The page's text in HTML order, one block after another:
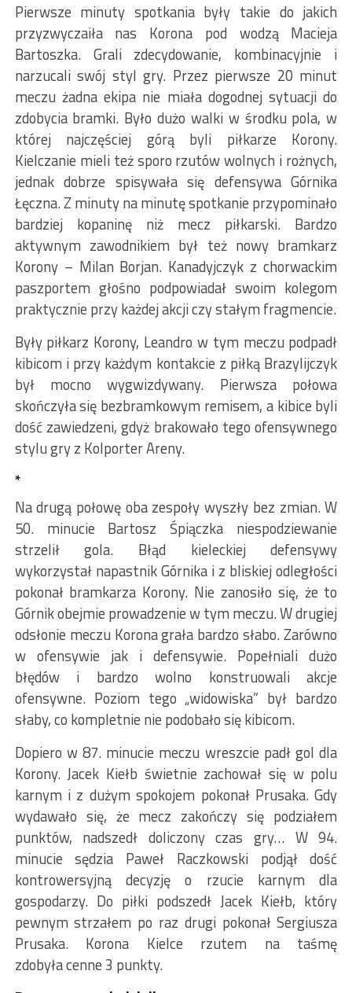
Pierwsze minuty spotkania były takie do jakich
przyzwyczaiła nas Korona pod wodzą Macieja
Bartoszka. Grali zdecydowanie, kombinacyjnie i
narzucali swój styl gry. Przez pierwsze 20 minut
meczu żadna ekipa nie miała dogodnej sytuacji do
zdobycia bramki. Było dużo walki w środku pola, w
której najczęściej górą byli piłkarze Korony.
Kielczanie mieli też sporo rzutów wolnych i rożnych,
jednak dobrze spisywała się defensywa Górnika
Łęczna. Z minuty na minutę spotkanie przypominało
bardziej kopaninę niż mecz piłkarski. Bardzo
aktywnym zawodnikiem był też nowy bramkarz
Korony – Milan Borjan. Kanadyjczyk z chorwackim
paszportem głośno podpowiadał swoim kolegom
praktycznie przy każdej akcji czy stałym fragmencie.
Były piłkarz Korony, Leandro w tym meczu podpadł
kibicom i przy każdym kontakcie z piłką Brazylijczyk
był mocno wygwizdywany. Pierwsza połowa
skończyła się bezbramkowym remisem, a kibice byli
dość zawiedzeni, gdyż brakowało tego ofensywnego
stylu gry z Kolporter Areny.
*
Na drugą połowę oba zespoły wyszły bez zmian. W
50. minucie Bartosz Śpiączka niespodziewanie
strzelił gola. Błąd kieleckiej defensywy
wykorzystał napastnik Górnika i z bliskiej odległości
pokonał bramkarza Korony. Nie zanosiło się, że to
Górnik obejmie prowadzenie w tym meczu. W drugiej
odsłonie meczu Korona grała bardzo słabo. Zarówno
w ofensywie jak i defensywie. Popełniali dużo
błędów i bardzo wolno konstruowali akcje
ofensywne. Poziom tego „widowiska” był bardzo
słaby, co kompletnie nie podobało się kibicom.
Dopiero w 87. minucie meczu wreszcie padł gol dla
Korony. Jacek Kiełb świetnie zachował się w polu
karnym i z dużym spokojem pokonał Prusaka. Gdy
wydawało się, że mecz zakończy się podziałem
punktów, nadszedł doliczony czas gry… W 94.
minucie sędzia Paweł Raczkowski podjął dość
kontrowersyjną decyzję o rzucie karnym dla
gospodarzy. Do piłki podszedł Jacek Kiełb, który
pewnym strzałem po raz drugi pokonał Sergiusza
Prusaka. Korona Kielce rzutem na taśmę
zdobyła cenne 3 punkty.